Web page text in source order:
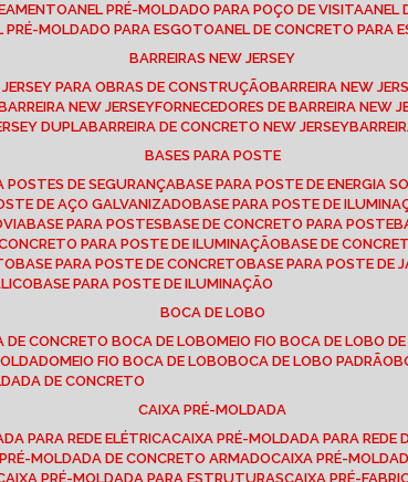
ANEL PRÉ-MOLDADO PARA POÇO DE VISITA
PRÉ-MOLDADO PARA ESGOTO ANEL DE CONCRETO PARA
BARREIRAS NEW JERSEY
JERSEY PARA OBRAS DE CONSTRUÇÃO BARREIRA NEW
NEW JERSEY FORNECEDORES DE BARREIRA NEW
DUPLA BARREIRA DE CONCRETO NEW JERSEY
BASES PARA POSTE
POSTES DE SEGURANÇA BASE PARA POSTE DE ENERGIA
DE AÇO GALVANIZADO BASE PARA POSTE DE
BASE PARA POSTES BASE DE CONCRETO PARA POSTE
CONCRETO PARA POSTE DE ILUMINAÇÃO BASE DE
BASE PARA POSTE DE CONCRETO BASE PARA POSTE DE
BASE PARA POSTE DE ILUMINAÇÃO
BOCA DE LOBO
DE CONCRETO BOCA DE LOBO MEIO FIO BOCA DE LOBO
MEIO FIO BOCA DE LOBO BOCA DE LOBO PADRÃO
DE CONCRETO
CAIXA PRÉ-MOLDADA
PARA REDE ELÉTRICA CAIXA PRÉ-MOLDADA PARA REDE
PRÉ-MOLDADA DE CONCRETO ARMADO CAIXA PRÉ-
CAIXA PRÉ-MOLDADA PARA ESTRUTURAS CAIXA PRÉ-